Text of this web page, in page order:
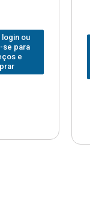
login ou
se para
e